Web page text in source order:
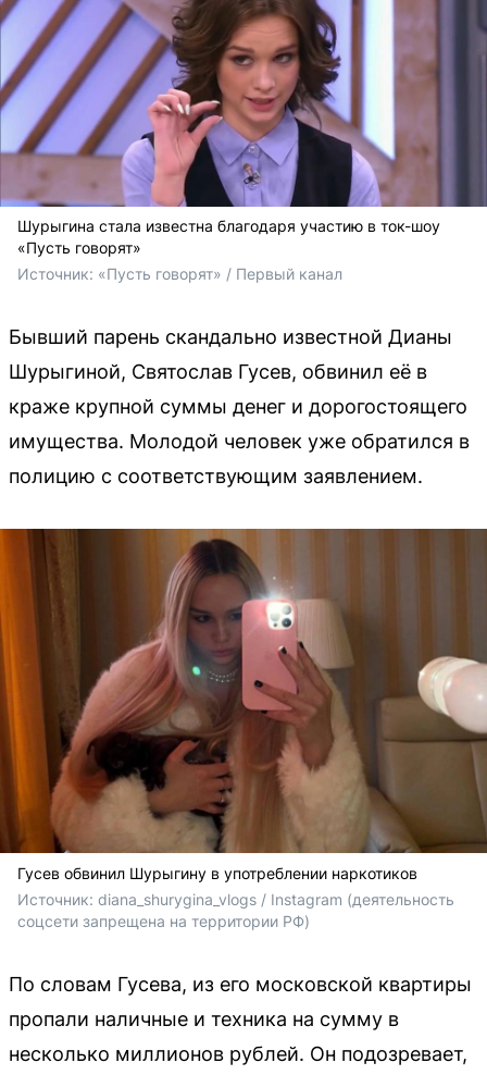
Шурыгина стала известна благодаря участию в ток-шоу
«Пусть говорят»
Источник: «Пусть говорят» / Первый канал
Бывший парень скандально известной Дианы
Шурыгиной, Святослав Гусев, обвинил её в
краже крупной суммы денег и дорогостоящего
имущества. Молодой человек уже обратился в
полицию с соответствующим заявлением.
Гусев обвинил Шурыгину в употреблении наркотиков
Источник: diana_shurygina_vlogs / Instagram (деятельность
соцсети запрещена на территории РФ)
По словам Гусева, из его московской квартиры
пропали наличные и техника на сумму в
несколько миллионов рублей. Он подозревает,